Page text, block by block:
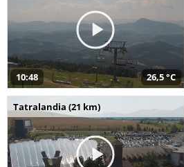
10:48 26,5 °C
Tatralandia (21 km)